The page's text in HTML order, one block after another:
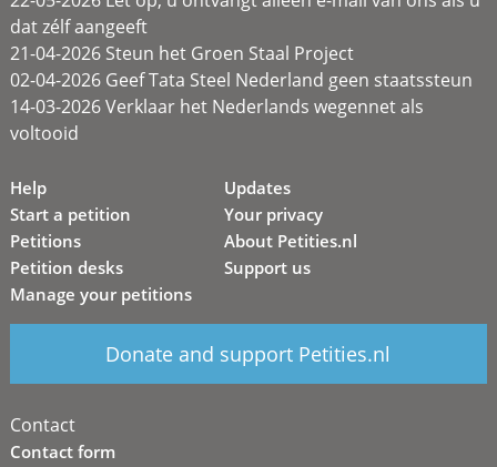
dat zélf aangeeft
21-04-2026 Steun het Groen Staal Project
02-04-2026 Geef Tata Steel Nederland geen staatssteun
14-03-2026 Verklaar het Nederlands wegennet als
voltooid
Help
Start a petition
Petitions
Petition desks
Manage your petitions
Updates
Your privacy
About Petities.nl
Support us
Donate and support Petities.nl
Contact
Contact form